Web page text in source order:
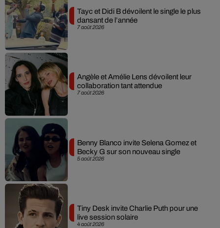
7 août 2026
Tayc et Didi B dévoilent le single le plus
dansant de l’année
7 août 2026
Angèle et Amélie Lens dévoilent leur
collaboration tant attendue
5 août 2026
Benny Blanco invite Selena Gomez et
Becky G sur son nouveau single
4 août 2026
Tiny Desk invite Charlie Puth pour une
live session solaire